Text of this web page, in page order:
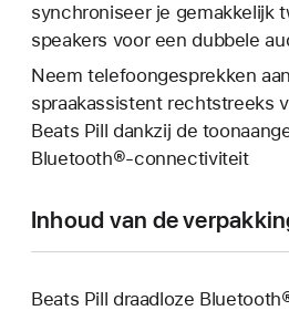
synchroniseer je gemakkelijk
speakers voor een dubbele
Neem telefoongesprekken
spraakassistent rechtstreeks
Beats Pill dankzij de
Bluetooth®-connectiviteit
Inhoud van de
Beats Pill draadloze